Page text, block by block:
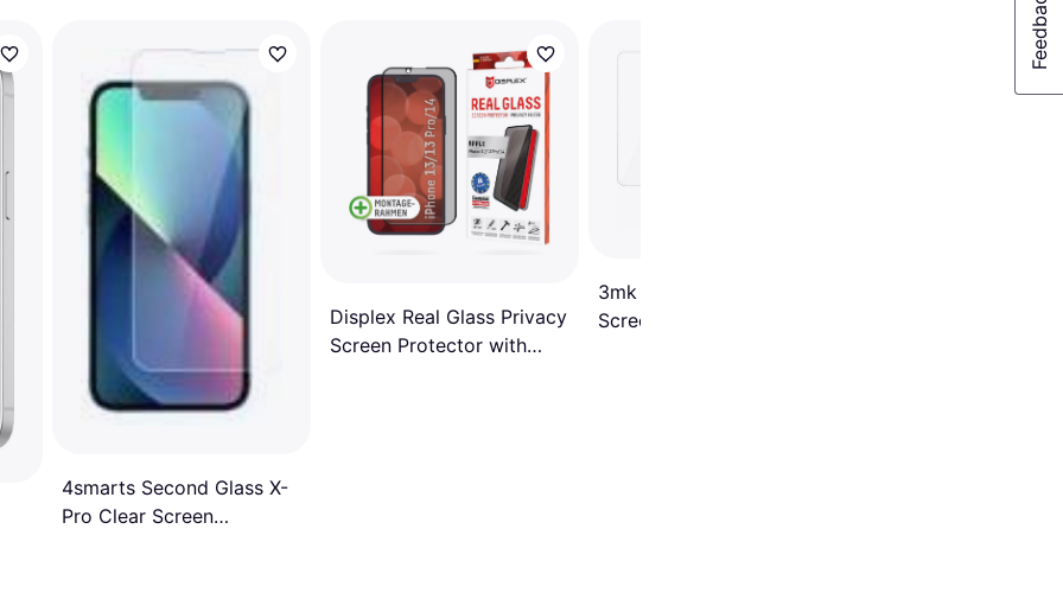
4smarts Second Glass X-
Pro Clear Screen
Displex Real Glass Privacy
Screen Protector with
3mk ARC + Curved
Screen Protector for